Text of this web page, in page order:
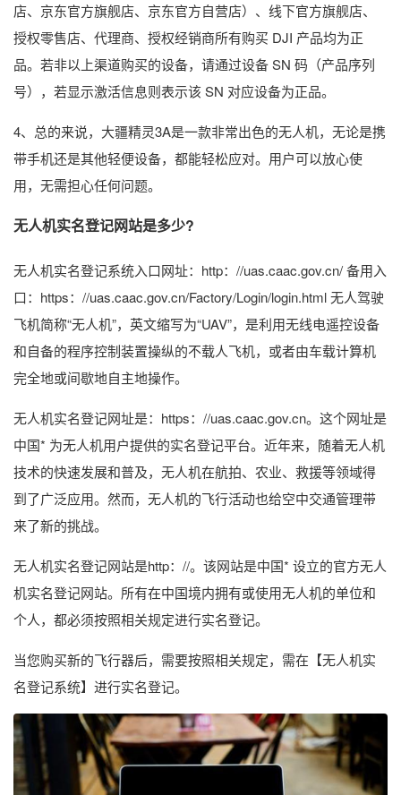
店、京东官方旗舰店、京东官方自营店）、线下官方旗舰店、
授权零售店、代理商、授权经销商所有购买 DJI 产品均为正
品。若非以上渠道购买的设备，请通过设备 SN 码（产品序列
号），若显示激活信息则表示该 SN 对应设备为正品。
4、总的来说，大疆精灵3A是一款非常出色的无人机，无论是携
带手机还是其他轻便设备，都能轻松应对。用户可以放心使
用，无需担心任何问题。
无人机实名登记网站是多少?
无人机实名登记系统入口网址：http：//uas.caac.gov.cn/ 备用入
口：https：//uas.caac.gov.cn/Factory/Login/login.html 无人驾驶
飞机简称“无人机”，英文缩写为“UAV”，是利用无线电遥控设备
和自备的程序控制装置操纵的不载人飞机，或者由车载计算机
完全地或间歇地自主地操作。
无人机实名登记网址是：https：//uas.caac.gov.cn。这个网址是
中国* 为无人机用户提供的实名登记平台。近年来，随着无人机
技术的快速发展和普及，无人机在航拍、农业、救援等领域得
到了广泛应用。然而，无人机的飞行活动也给空中交通管理带
来了新的挑战。
无人机实名登记网站是http：//。该网站是中国* 设立的官方无人
机实名登记网站。所有在中国境内拥有或使用无人机的单位和
个人，都必须按照相关规定进行实名登记。
当您购买新的飞行器后，需要按照相关规定，需在【无人机实
名登记系统】进行实名登记。